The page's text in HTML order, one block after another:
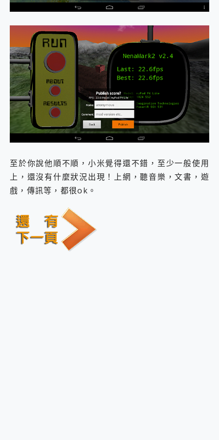
至於你說他順不順，小米覺得還不錯，至少一般使用
上，還沒有什麼狀況出現！上網，聽音樂，文書，遊
戲，傳訊等，都很ok。